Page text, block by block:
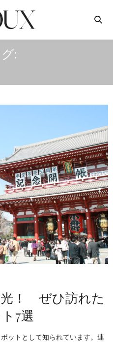
:
！ ぜひ訪れた
7選
ットとして知られています。連